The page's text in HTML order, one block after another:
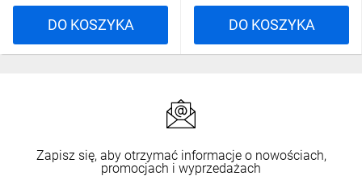
DO KOSZYKA DO KOSZYKA
Zapisz się, aby otrzymać informacje o nowościach,
promocjach i wyprzedażach